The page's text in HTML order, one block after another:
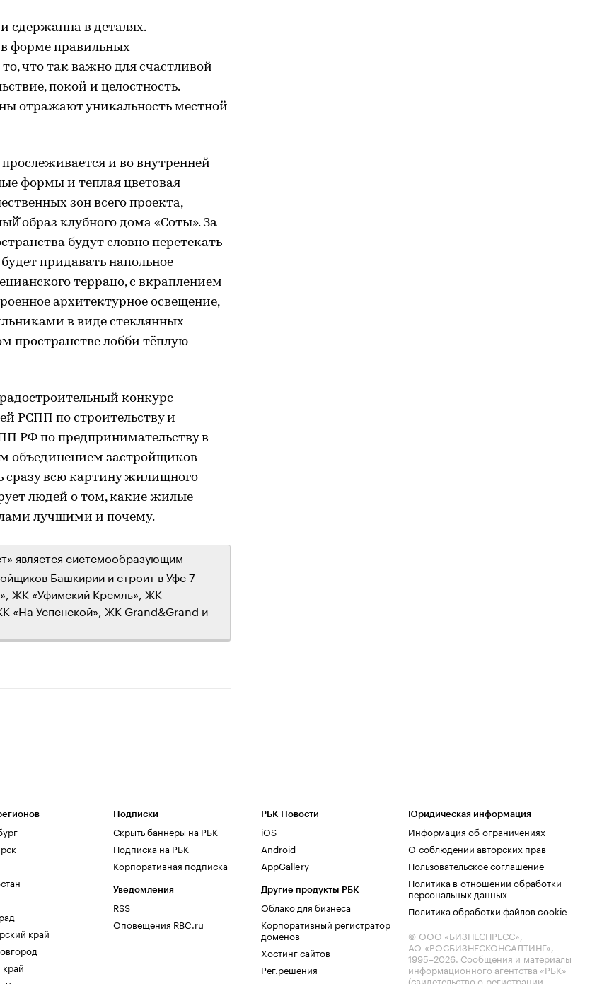
сдержанна в деталях.
форме правильных
что так важно для счастливой
покой и целостность.
отражают уникальность местной
и во внутренней
формы и теплая цветовая
зон всего проекта,
образ клубного дома «Соты». За
будут словно перетекать
придавать напольное
террацо, с вкраплением
архитектурное освещение,
в виде стеклянных
пространстве лобби тёплую
конкурс
РСПП по строительству и
РФ по предпринимательству в
объединением застройщиков
сразу всю картину жилищного
людей о том, какие жилые
лучшими и почему.
является системообразующим
Башкирии и строит в Уфе 7
ЖК «Уфимский Кремль», ЖК
«На Успенской», ЖК Grand&Grand и
край
Подписки
Скрыть баннеры на РБК
Подписка на РБК
Корпоративная подписка
Уведомления
RSS
Оповещения RBC.ru
РБК Новости
iOS
Android
AppGallery
Другие продукты РБК
Облако для бизнеса
Корпоративный регистратор
доменов
Хостинг сайтов
Рег.решения
Юридическая информация
Информация об ограничениях
О соблюдении авторских прав
Пользовательское соглашение
Политика в отношении обработки
персональных данных
Политика обработки файлов cookie
© ООО «БИЗНЕСПРЕСС»,
АО «РОСБИЗНЕСКОНСАЛТИНГ»,
1995–2026. Сообщения и материалы
информационного агентства «РБК»
(свидетельство о регистрации